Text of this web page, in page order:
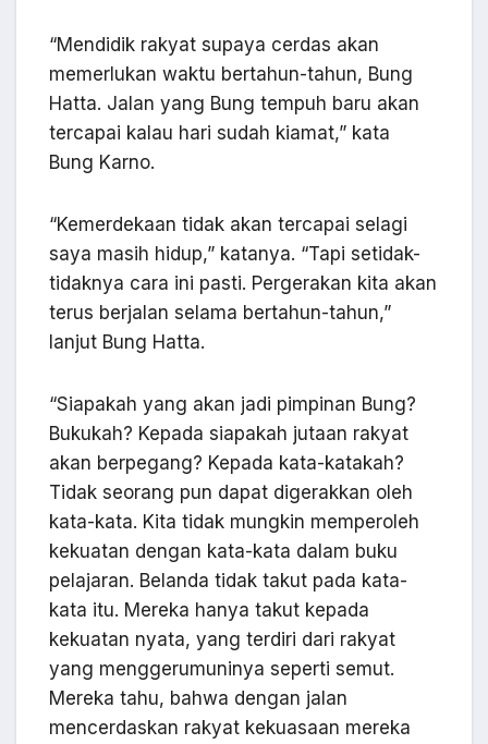
“Mendidik rakyat supaya cerdas akan
memerlukan waktu bertahun-tahun, Bung
Hatta. Jalan yang Bung tempuh baru akan
tercapai kalau hari sudah kiamat,” kata
Bung Karno.
“Kemerdekaan tidak akan tercapai selagi
saya masih hidup,” katanya. “Tapi setidak-
tidaknya cara ini pasti. Pergerakan kita akan
terus berjalan selama bertahun-tahun,”
lanjut Bung Hatta.
“Siapakah yang akan jadi pimpinan Bung?
Bukukah? Kepada siapakah jutaan rakyat
akan berpegang? Kepada kata-katakah?
Tidak seorang pun dapat digerakkan oleh
kata-kata. Kita tidak mungkin memperoleh
kekuatan dengan kata-kata dalam buku
pelajaran. Belanda tidak takut pada kata-
kata itu. Mereka hanya takut kepada
kekuatan nyata, yang terdiri dari rakyat
yang menggerumuninya seperti semut.
Mereka tahu, bahwa dengan jalan
mencerdaskan rakyat kekuasaan mereka